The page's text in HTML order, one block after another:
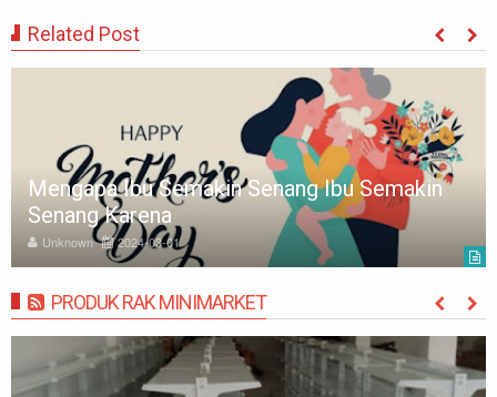
Related Post
Mengapa Ibu Semakin Senang Ibu Semakin
Senang Karena
Unknown 2024-03-01
PRODUK RAK MINIMARKET MORE